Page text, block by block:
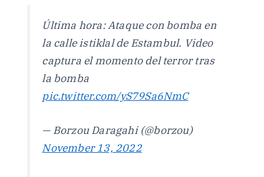
Última hora: Ataque con bomba en
la calle istiklal de Estambul. Video
captura el momento del terror tras
la bomba
pic.twitter.com/yS79Sa6NmC
— Borzou Daragahi (@borzou)
November 13, 2022